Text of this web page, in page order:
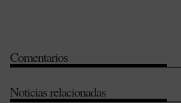
Ministerio de Sanidad
Transparencia-Tribunal Supremo
Comentarios
Noticias relacionadas